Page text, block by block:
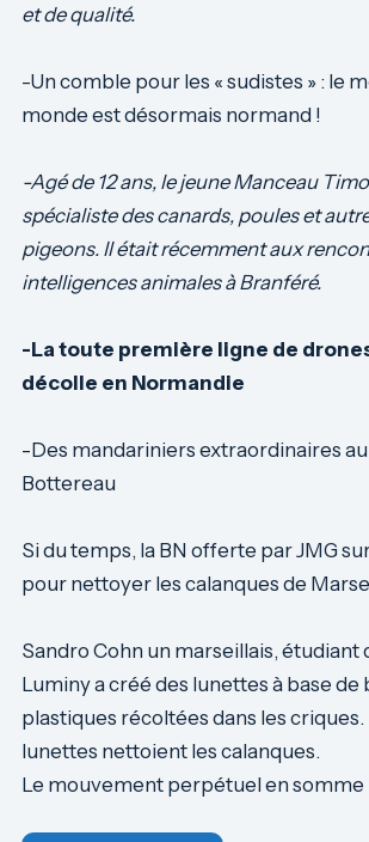
et de qualité.
-Un comble pour les « sudistes » : le
monde est désormais normand !
-Agé de 12 ans, le jeune Manceau
spécialiste des canards, poules et
pigeons. Il était récemment aux
intelligences animales à Branféré.
-La toute première ligne de
décolle en Normandie
-Des mandariniers extraordinaires
Bottereau
Si du temps, la BN offerte par JMG
pour nettoyer les calanques de
Sandro Cohn un marseillais, étudiant
Luminy a créé des lunettes à base de
plastiques récoltées dans les criques.
lunettes nettoient les calanques.
Le mouvement perpétuel en somme